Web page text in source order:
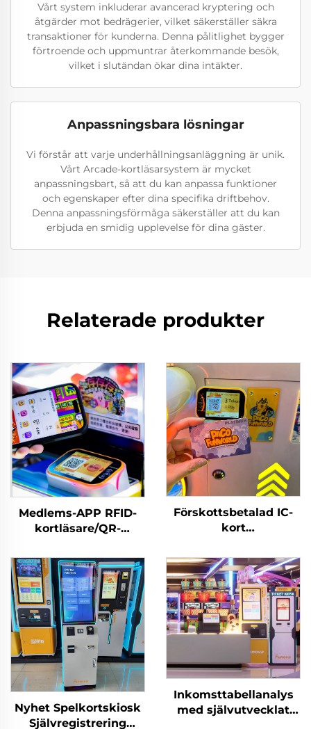
Vårt system inkluderar avancerad kryptering och
åtgärder mot bedrägerier, vilket säkerställer säkra
transaktioner för kunderna. Denna pålitlighet bygger
förtroende och uppmuntrar återkommande besök,
vilket i slutändan ökar dina intäkter.
Anpassningsbara lösningar
Vi förstår att varje underhållningsanläggning är unik.
Vårt Arcade-kortläsarsystem är mycket
anpassningsbart, så att du kan anpassa funktioner
och egenskaper efter dina specifika driftbehov.
Denna anpassningsförmåga säkerställer att du kan
erbjuda en smidig upplevelse för dina gäster.
Relaterade produkter
Medlems-APP RFID-
kortläsare/QR-
Nöjesautomat
Hanteringssystem
Förskottsbetalad IC-
kort
Hanteringssystem
RFID-kortsläsare
Nöjesautomat för
myntopererade spel
Nyhet Spelkortskiosk
Självregistrering
Inkomsttabellanalys
med självutvecklat